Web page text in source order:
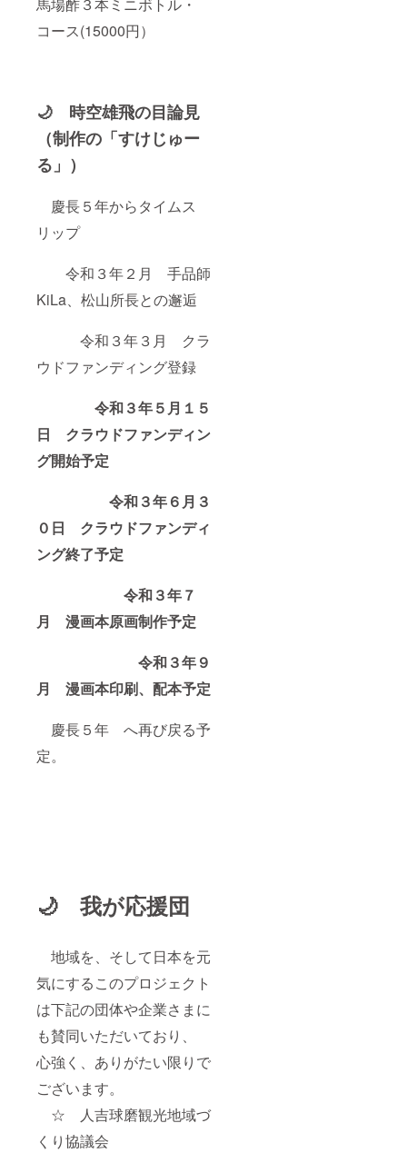
馬場酢３本ミニボトル・
コース(15000円）
🌙 時空雄飛の目論見
（制作の「すけじゅー
る」）
慶長５年からタイムス
リップ
令和３年２月 手品師
KiLa、松山所長との邂逅
令和３年３月 クラ
ウドファンディング登録
令和３年５月１５
日 クラウドファンディン
グ開始予定
令和３年６月３
０日 クラウドファンディ
ング終了予定
令和３年７
月 漫画本原画制作予定
令和３年９
月 漫画本印刷、配本予定
慶長５年 へ再び戻る予
定。
🌙 我が応援団
地域を、そして日本を元
気にするこのプロジェクト
は下記の団体や企業さまに
も賛同いただいており、
心強く、ありがたい限りで
ございます。
☆ 人吉球磨観光地域づ
くり協議会